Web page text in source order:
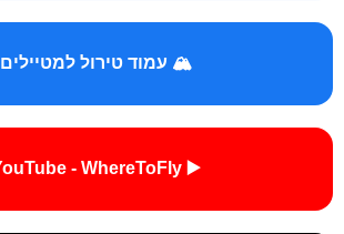
🏔️ עמוד טירול למטיילים
▶️ YouTube - WhereToFly